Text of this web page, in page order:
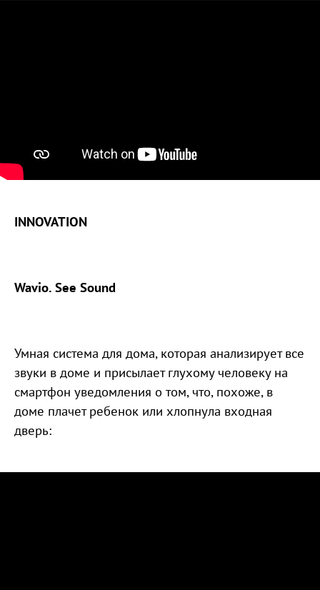
INNOVATION
Wavio. See Sound
Умная система для дома, которая анализирует все
звуки в доме и присылает глухому человеку на
смартфон уведомления о том, что, похоже, в
доме плачет ребенок или хлопнула входная
дверь: